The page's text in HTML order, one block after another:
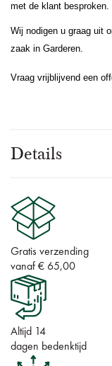
met de klant besproken.
Wij nodigen u graag uit
zaak in Garderen.
Vraag vrijblijvend een
Details
Gratis verzending
vanaf € 65,00
Altijd 14
dagen bedenktijd